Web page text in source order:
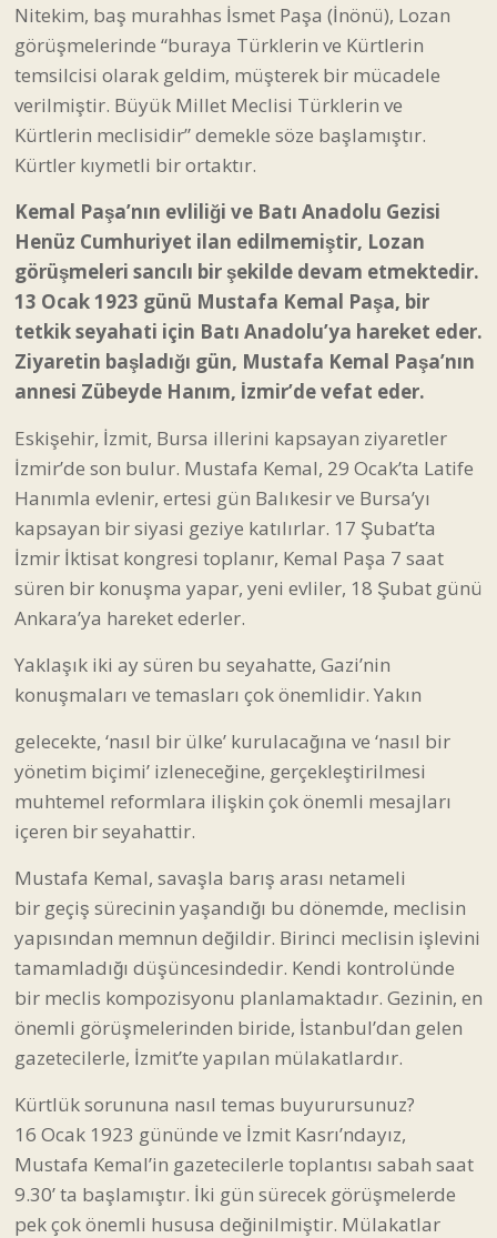
Nitekim, baş murahhas İsmet Paşa (İnönü), Lozan
görüşmelerinde “buraya Türklerin ve Kürtlerin
temsilcisi olarak geldim, müşterek bir mücadele
verilmiştir. Büyük Millet Meclisi Türklerin ve
Kürtlerin meclisidir” demekle söze başlamıştır.
Kürtler kıymetli bir ortaktır.
Kemal Paşa’nın evliliği ve Batı Anadolu Gezisi
Henüz Cumhuriyet ilan edilmemiştir, Lozan
görüşmeleri sancılı bir şekilde devam etmektedir.
13 Ocak 1923 günü Mustafa Kemal Paşa, bir
tetkik seyahati için Batı Anadolu’ya hareket eder.
Ziyaretin başladığı gün, Mustafa Kemal Paşa’nın
annesi Zübeyde Hanım, İzmir’de vefat eder.
Eskişehir, İzmit, Bursa illerini kapsayan ziyaretler
İzmir’de son bulur. Mustafa Kemal, 29 Ocak’ta Latife
Hanımla evlenir, ertesi gün Balıkesir ve Bursa’yı
kapsayan bir siyasi geziye katılırlar. 17 Şubat’ta
İzmir İktisat kongresi toplanır, Kemal Paşa 7 saat
süren bir konuşma yapar, yeni evliler, 18 Şubat günü
Ankara’ya hareket ederler.
Yaklaşık iki ay süren bu seyahatte, Gazi’nin
konuşmaları ve temasları çok önemlidir. Yakın
gelecekte, ‘nasıl bir ülke’ kurulacağına ve ‘nasıl bir
yönetim biçimi’ izleneceğine, gerçekleştirilmesi
muhtemel reformlara ilişkin çok önemli mesajları
içeren bir seyahattir.
Mustafa Kemal, savaşla barış arası netameli
bir geçiş sürecinin yaşandığı bu dönemde, meclisin
yapısından memnun değildir. Birinci meclisin işlevini
tamamladığı düşüncesindedir. Kendi kontrolünde
bir meclis kompozisyonu planlamaktadır. Gezinin, en
önemli görüşmelerinden biride, İstanbul’dan gelen
gazetecilerle, İzmit’te yapılan mülakatlardır.
Kürtlük sorununa nasıl temas buyurursunuz?
16 Ocak 1923 gününde ve İzmit Kasrı’ndayız,
Mustafa Kemal’in gazetecilerle toplantısı sabah saat
9.30’ ta başlamıştır. İki gün sürecek görüşmelerde
pek çok önemli hususa değinilmiştir. Mülakatlar